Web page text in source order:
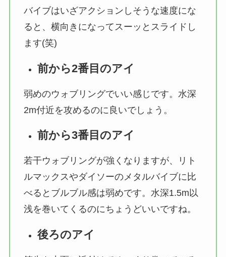
バイブはいざアクションしそうな速度にな
ると、横向きになってスーッとスライドし
ます(笑)
前から2番目のアイ
弱めのウォブリングでいい感じです。水深
2m付近を攻めるのに良いでしょう。
前から3番目のアイ
若干ウォブリングが強くなりますが、リト
ルマックスやダイソーのメタルバイブに比
べるとブルブル感は弱めです。水深1.5m以
浅を巻いてくるのにちょうどいいですね。
後ろのアイ